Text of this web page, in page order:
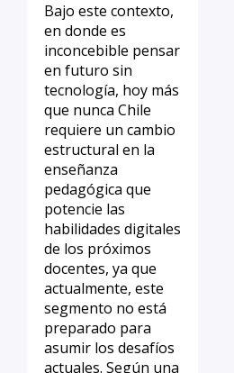
Bajo este contexto,
en donde es
inconcebible pensar
en futuro sin
tecnología, hoy más
que nunca Chile
requiere un cambio
estructural en la
enseñanza
pedagógica que
potencie las
habilidades digitales
de los próximos
docentes, ya que
actualmente, este
segmento no está
preparado para
asumir los desafíos
actuales. Según una